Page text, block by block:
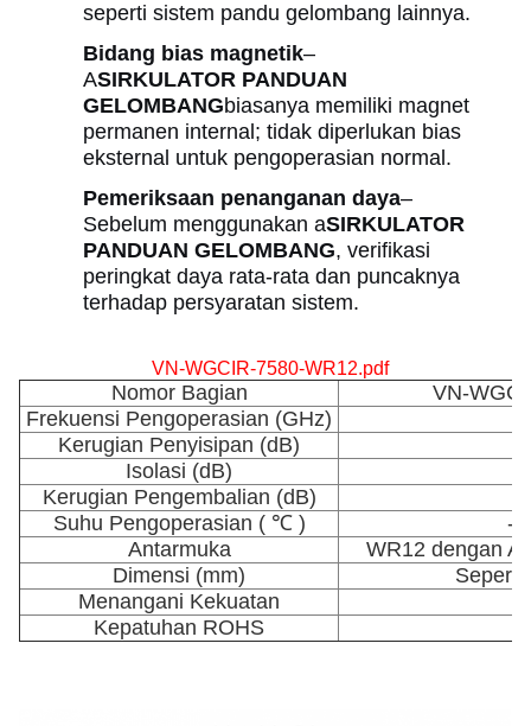
seperti sistem pandu gelombang lainnya.
Bidang bias magnetik–
ASIRKULATOR PANDUAN
GELOMBANGbiasanya memiliki magnet
permanen internal; tidak diperlukan bias
eksternal untuk pengoperasian normal.
Pemeriksaan penanganan daya–
Sebelum menggunakan aSIRKULATOR
PANDUAN GELOMBANG, verifikasi
peringkat daya rata-rata dan puncaknya
terhadap persyaratan sistem.
VN-WGCIR-7580-WR12.pdf
Nomor Bagian
VN-
Frekuensi Pengoperasian (GHz)
Kerugian Penyisipan (dB)
Isolasi (dB)
Kerugian Pengembalian (dB)
Suhu Pengoperasian ( ℃ )
-
Antarmuka
WR12 dengan
Dimensi (mm)
Seperti
Menangani Kekuatan
Kepatuhan ROHS